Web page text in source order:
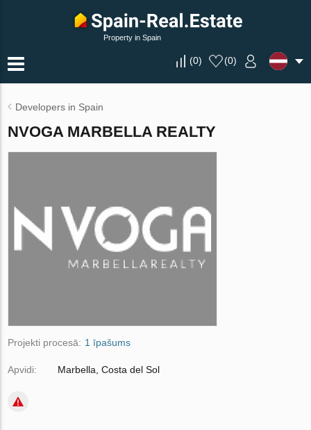
Property in Spain
(0) (0)
Developers in Spain
NVOGA MARBELLA REALTY
Projekti procesā: 1 īpašums
Apvidi: Marbella, Costa del Sol